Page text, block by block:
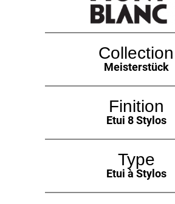
Collection
Meisterstück
Finition
Etui 8 Stylos
Type
Etui à Stylos